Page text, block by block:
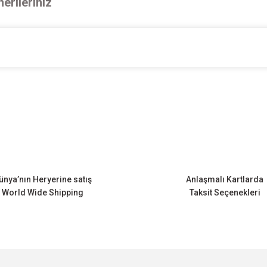
Heryerine satış
World Wide Shipping
Anlaşmalı Kartlarda
Taksit Seçenekleri